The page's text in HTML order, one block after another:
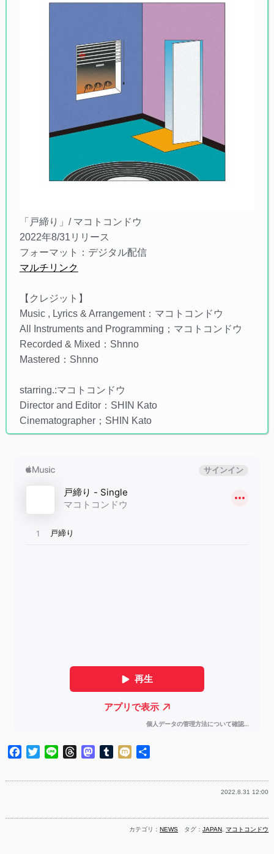
「戸締り」/ マコトコンドウ
2022年8/31リリース
フォーマット：デジタル配信
マルチリンク
【クレジット】
Music , Lyrics & Arrangement：マコトコンドウ
All Instruments and Programming；マコトコンドウ
Recorded & Mixed：Shnno
Mastered：Shnno
starring.:マコトコンドウ
Director and Editor：SHIN Kato
Cinematographer；SHIN Kato
Facebook
TwitterLine ThreadsMastodon
Tumblr
Mixi
2022.8.31 12:00
カテゴリ： NEWS タグ：JAPAN,マコトコンドウ